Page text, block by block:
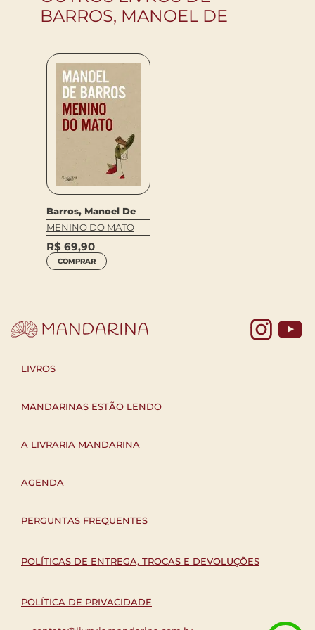
BARROS, MANOEL DE
Barros, Manoel De
MENINO DO MATO
R$ 69,90
COMPRAR
LIVROS
MANDARINAS ESTÃO LENDO
A LIVRARIA MANDARINA
AGENDA
PERGUNTAS FREQUENTES
POLÍTICAS DE ENTREGA, TROCAS E DEVOLUÇÕES
POLÍTICA DE PRIVACIDADE